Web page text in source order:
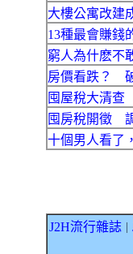
大樓公寓改建
13種最會賺錢
窮人為什麽不
房價看跌？
囤屋稅大清
囤房稅開徵
十個男人看了
J2H流行雜誌